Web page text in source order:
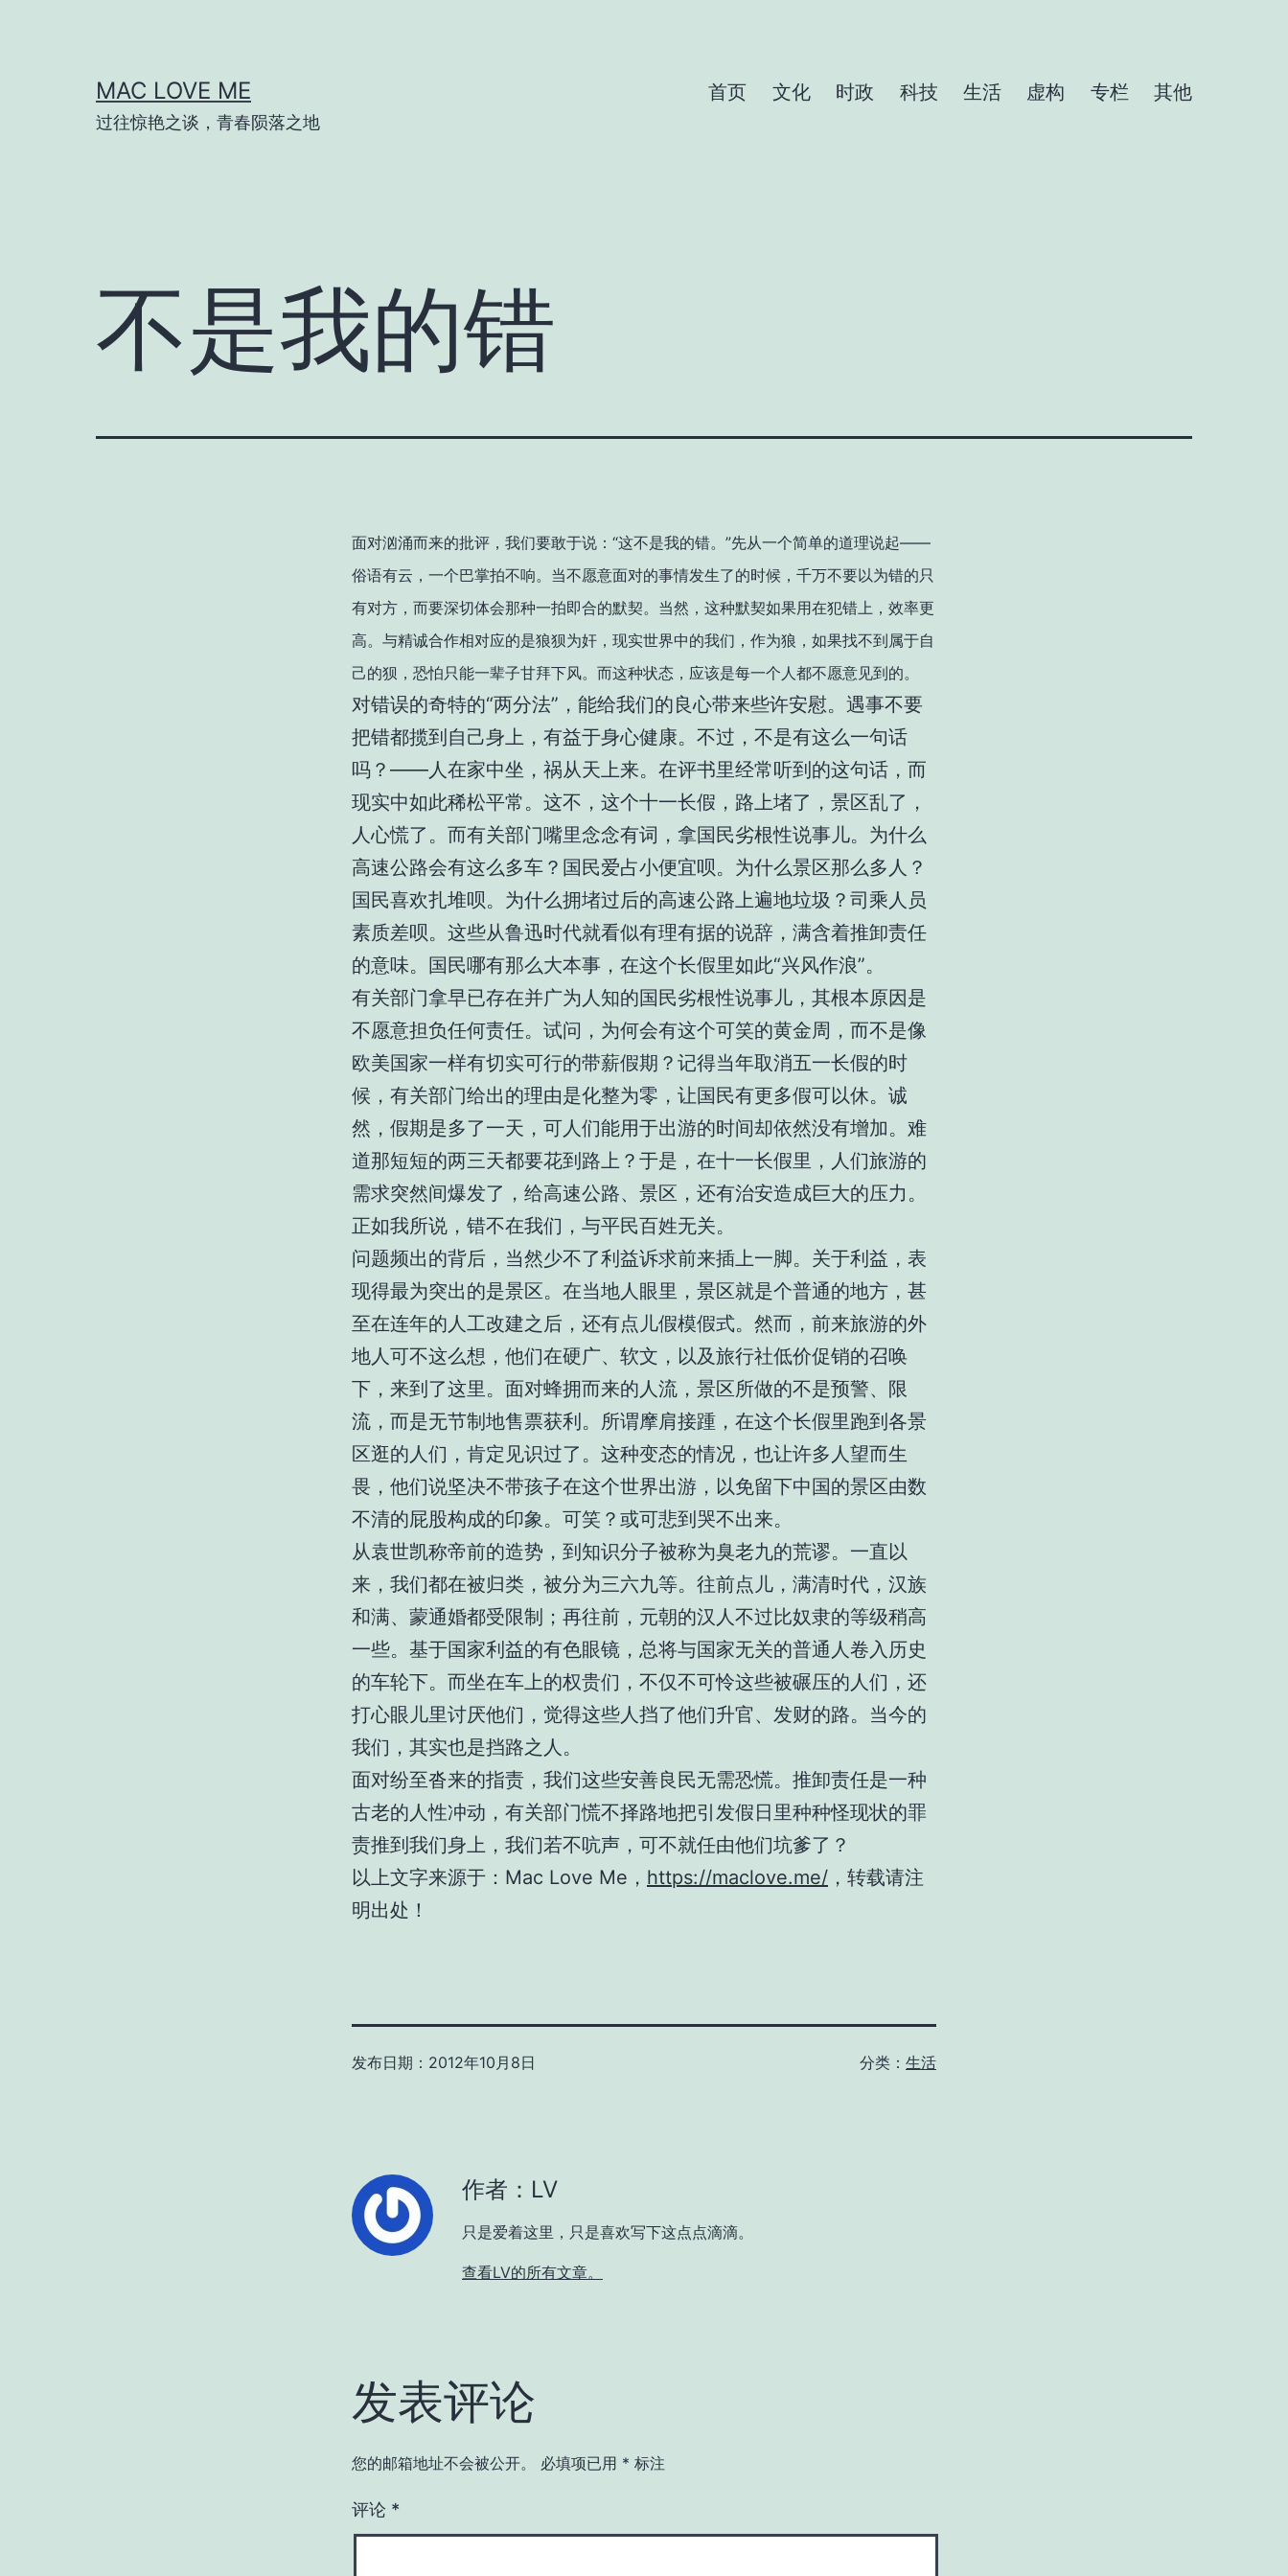
MAC LOVE ME
过往惊艳之谈，青春陨落之地
首页 文化 时政 科技 生活 虚构 专栏 其他
不是我的错
面对汹涌而来的批评，我们要敢于说：“这不是我的错。”先从一个简单的道理说起——
俗语有云，一个巴掌拍不响。当不愿意面对的事情发生了的时候，千万不要以为错的只
有对方，而要深切体会那种一拍即合的默契。当然，这种默契如果用在犯错上，效率更
高。与精诚合作相对应的是狼狈为奸，现实世界中的我们，作为狼，如果找不到属于自
己的狈，恐怕只能一辈子甘拜下风。而这种状态，应该是每一个人都不愿意见到的。
对错误的奇特的“两分法”，能给我们的良心带来些许安慰。遇事不要
把错都揽到自己身上，有益于身心健康。不过，不是有这么一句话
吗？——人在家中坐，祸从天上来。在评书里经常听到的这句话，而
现实中如此稀松平常。这不，这个十一长假，路上堵了，景区乱了，
人心慌了。而有关部门嘴里念念有词，拿国民劣根性说事儿。为什么
高速公路会有这么多车？国民爱占小便宜呗。为什么景区那么多人？
国民喜欢扎堆呗。为什么拥堵过后的高速公路上遍地垃圾？司乘人员
素质差呗。这些从鲁迅时代就看似有理有据的说辞，满含着推卸责任
的意味。国民哪有那么大本事，在这个长假里如此“兴风作浪”。
有关部门拿早已存在并广为人知的国民劣根性说事儿，其根本原因是
不愿意担负任何责任。试问，为何会有这个可笑的黄金周，而不是像
欧美国家一样有切实可行的带薪假期？记得当年取消五一长假的时
候，有关部门给出的理由是化整为零，让国民有更多假可以休。诚
然，假期是多了一天，可人们能用于出游的时间却依然没有增加。难
道那短短的两三天都要花到路上？于是，在十一长假里，人们旅游的
需求突然间爆发了，给高速公路、景区，还有治安造成巨大的压力。
正如我所说，错不在我们，与平民百姓无关。
问题频出的背后，当然少不了利益诉求前来插上一脚。关于利益，表
现得最为突出的是景区。在当地人眼里，景区就是个普通的地方，甚
至在连年的人工改建之后，还有点儿假模假式。然而，前来旅游的外
地人可不这么想，他们在硬广、软文，以及旅行社低价促销的召唤
下，来到了这里。面对蜂拥而来的人流，景区所做的不是预警、限
流，而是无节制地售票获利。所谓摩肩接踵，在这个长假里跑到各景
区逛的人们，肯定见识过了。这种变态的情况，也让许多人望而生
畏，他们说坚决不带孩子在这个世界出游，以免留下中国的景区由数
不清的屁股构成的印象。可笑？或可悲到哭不出来。
从袁世凯称帝前的造势，到知识分子被称为臭老九的荒谬。一直以
来，我们都在被归类，被分为三六九等。往前点儿，满清时代，汉族
和满、蒙通婚都受限制；再往前，元朝的汉人不过比奴隶的等级稍高
一些。基于国家利益的有色眼镜，总将与国家无关的普通人卷入历史
的车轮下。而坐在车上的权贵们，不仅不可怜这些被碾压的人们，还
打心眼儿里讨厌他们，觉得这些人挡了他们升官、发财的路。当今的
我们，其实也是挡路之人。
面对纷至沓来的指责，我们这些安善良民无需恐慌。推卸责任是一种
古老的人性冲动，有关部门慌不择路地把引发假日里种种怪现状的罪
责推到我们身上，我们若不吭声，可不就任由他们坑爹了？
以上文字来源于：Mac Love Me， https://maclove.me/ ，转载请注
明出处！
发布日期： 2012年10月8日 分类： 生活
作者：LV
只是爱着这里，只是喜欢写下这点点滴滴。
查看LV的所有文章。
发表评论
您的邮箱地址不会被公开。 必填项已用 * 标注
评论 *